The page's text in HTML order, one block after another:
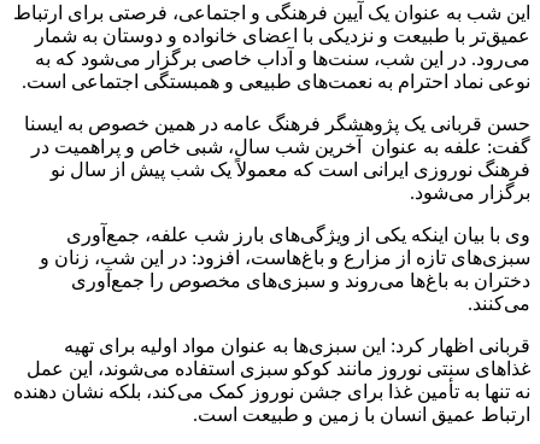
این شب به عنوان یک آیین فرهنگی و اجتماعی، فرصتی برای ارتباط
عمیق‌تر با طبیعت و نزدیکی با اعضای خانواده و دوستان به شمار
می‌رود. در این شب، سنت‌ها و آداب خاصی برگزار می‌شود که به
نوعی نماد احترام به نعمت‌های طبیعی و همبستگی اجتماعی است.
حسن قربانی یک پژوهشگر فرهنگ عامه در همین خصوص به ایسنا
گفت: علفه به عنوان آخرین شب سال، شبی خاص و پراهمیت در
فرهنگ نوروزی ایرانی است که معمولاً یک شب پیش از سال نو
برگزار می‌شود.
وی با بیان اینکه یکی از ویژگی‌های بارز شب علفه، جمع‌آوری
سبزی‌های تازه از مزارع و باغ‌هاست، افزود: در این شب، زنان و
دختران به باغ‌ها می‌روند و سبزی‌های مخصوص را جمع‌آوری
می‌کنند.
قربانی اظهار کرد: این سبزی‌ها به عنوان مواد اولیه برای تهیه
غذاهای سنتی نوروز مانند کوکو سبزی استفاده می‌شوند، این عمل
نه تنها به تأمین غذا برای جشن نوروز کمک می‌کند، بلکه نشان ‌دهنده
ارتباط عمیق انسان با زمین و طبیعت است.